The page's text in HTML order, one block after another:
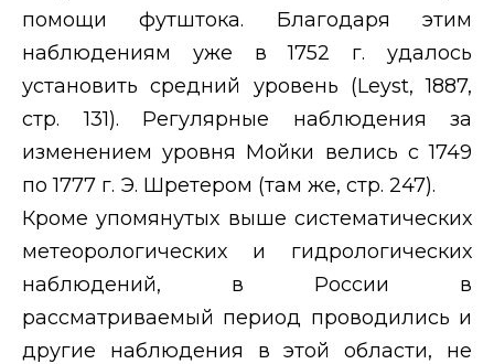
помощи футштока. Благодаря этим
наблюдениям уже в 1752 г. удалось
установить средний уровень (Leyst, 1887,
стр. 131). Регулярные наблюдения за
изменением уровня Мойки велись с 1749
по 1777 г. Э. Шретером (там же, стр. 247).
Кроме упомянутых выше систематических
метеорологических и гидрологических
наблюдений, в России в
рассматриваемый период проводились и
другие наблюдения в этой области, не